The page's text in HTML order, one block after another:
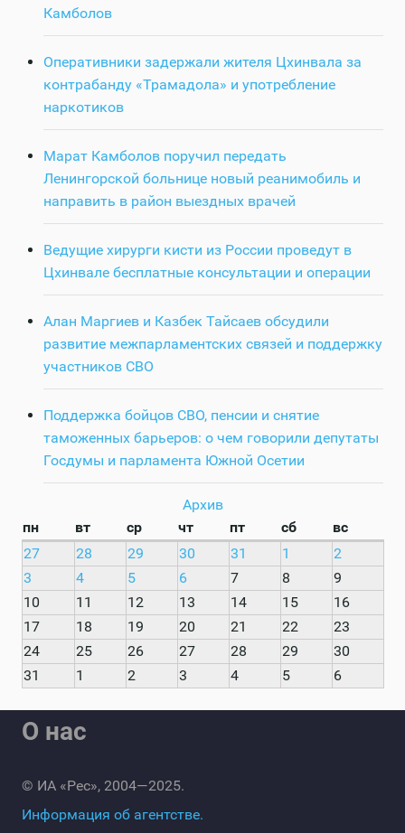
Камболов
Оперативники задержали жителя Цхинвала за
контрабанду «Трамадола» и употребление
наркотиков
Марат Камболов поручил передать
Ленингорской больнице новый реанимобиль и
направить в район выездных врачей
Ведущие хирурги кисти из России проведут в
Цхинвале бесплатные консультации и операции
Алан Маргиев и Казбек Тайсаев обсудили
развитие межпарламентских связей и поддержку
участников СВО
Поддержка бойцов СВО, пенсии и снятие
таможенных барьеров: о чем говорили депутаты
Госдумы и парламента Южной Осетии
Архив
пн
вт ср чт пт сб
вс
27
28 29 30 31 1
2
3
4 5 6 7 8
9
10
11 12 13 14 15
16
17
18 19 20 21 22
23
24
25 26 27 28 29
30
31
1 2 3 4 5 6
О нас
© ИА «Рес», 2004—2025.
Информация об агентстве.